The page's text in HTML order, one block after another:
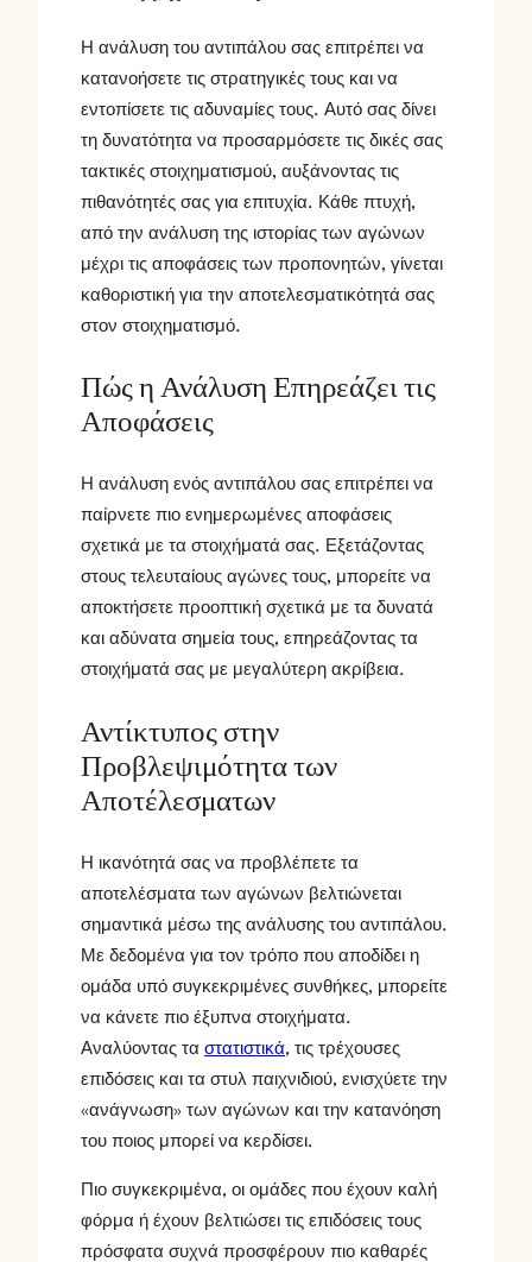
Η ανάλυση του αντιπάλου σας επιτρέπει να
κατανοήσετε τις στρατηγικές τους και να
εντοπίσετε τις αδυναμίες τους. Αυτό σας δίνει
τη δυνατότητα να προσαρμόσετε τις δικές σας
τακτικές στοιχηματισμού, αυξάνοντας τις
πιθανότητές σας για επιτυχία. Κάθε πτυχή,
από την ανάλυση της ιστορίας των αγώνων
μέχρι τις αποφάσεις των προπονητών, γίνεται
καθοριστική για την αποτελεσματικότητά σας
στον στοιχηματισμό.
Πώς η Ανάλυση Επηρεάζει τις
Αποφάσεις
Η ανάλυση ενός αντιπάλου σας επιτρέπει να
παίρνετε πιο ενημερωμένες αποφάσεις
σχετικά με τα στοιχήματά σας. Εξετάζοντας
στους τελευταίους αγώνες τους, μπορείτε να
αποκτήσετε προοπτική σχετικά με τα δυνατά
και αδύνατα σημεία τους, επηρεάζοντας τα
στοιχήματά σας με μεγαλύτερη ακρίβεια.
Αντίκτυπος στην
Προβλεψιμότητα των
Αποτέλεσματων
Η ικανότητά σας να προβλέπετε τα
αποτελέσματα των αγώνων βελτιώνεται
σημαντικά μέσω της ανάλυσης του αντιπάλου.
Με δεδομένα για τον τρόπο που αποδίδει η
ομάδα υπό συγκεκριμένες συνθήκες, μπορείτε
να κάνετε πιο έξυπνα στοιχήματα.
Αναλύοντας τα στατιστικά, τις τρέχουσες
επιδόσεις και τα στυλ παιχνιδιού, ενισχύετε την
«ανάγνωση» των αγώνων και την κατανόηση
του ποιος μπορεί να κερδίσει.
Πιο συγκεκριμένα, οι ομάδες που έχουν καλή
φόρμα ή έχουν βελτιώσει τις επιδόσεις τους
πρόσφατα συχνά προσφέρουν πιο καθαρές